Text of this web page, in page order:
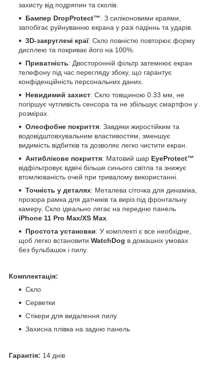
захисту від подряпин та сколів.
Бампер DropProtect™: З силіконовими краями,
запобігає руйнуванню екрана у разі падіннь та ударів.
3D-закруглені краї: Скло повністю повторює форму
дисплею та покриває його на 100%.
Приватність: Двосторонній фільтр затемнює екран
телефону під час перегляду збоку, що гарантує
конфіденційність персональних даних.
Невидимий захист: Скло товщиною 0.33 мм, не
погіршує чутливість сенсора та не збільшує смартфон у
розмірах.
Олеофобне покриття: Завдяки жиростійким та
водовідштовхувальним властивостям, зменшує
видимість відбитків та дозволяє легко чистити екран.
Антиблікове покриття: Матовий шар EyeProtect™
відфільтровує вдвічі більше синього світла та знижує
втомлюваність очей при тривалому використанні.
Точність у деталях: Металева сіточка для динаміка,
прозора рамка для датчиків та виріз під фронтальну
камеру. Скло ідеально лягає на передню панель
iPhone 11 Pro Max/XS Max
Простота установки: У комплекті є все необхідне,
щоб легко встановити WatchDog в домашніх умовах
без бульбашок і пилу.
Комплектація:
Скло
Серветки
Стікери для видалення пилу
Захисна плівка на задню панель
Гарантія: 14 днів